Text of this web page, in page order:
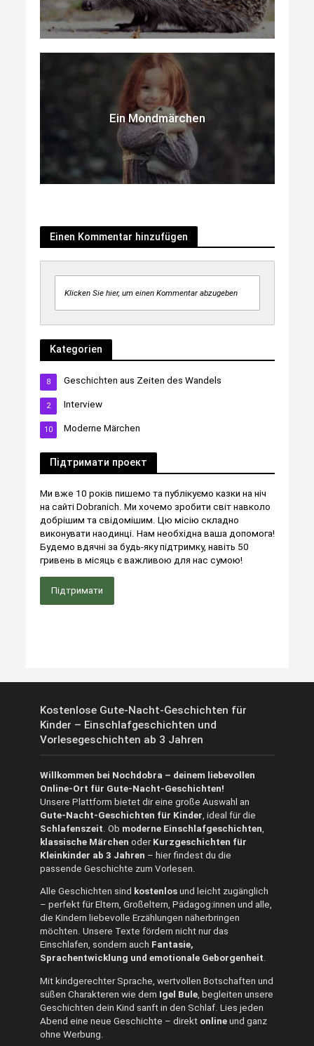
Ein Mondmärchen
Einen Kommentar hinzufügen
Klicken Sie hier, um einen Kommentar abzugeben
Kategorien
Geschichten aus Zeiten des Wandels
8
Interview
2
Moderne Märchen
10
Підтримати проект
Ми вже 10 років пишемо та публікуємо казки на ніч
на сайті Dobranich. Ми хочемо зробити світ навколо
добрішим та свідомішим. Цю місію складно
виконувати наодинці. Нам необхідна ваша допомога!
Будемо вдячні за будь-яку підтримку, навіть 50
гривень в місяць є важливою для нас сумою!
Підтримати
Kostenlose Gute-Nacht-Geschichten für
Kinder – Einschlafgeschichten und
Vorlesegeschichten ab 3 Jahren
Willkommen bei Nochdobra – deinem liebevollen
Online-Ort für Gute-Nacht-Geschichten!
Unsere Plattform bietet dir eine große Auswahl an
Gute-Nacht-Geschichten für Kinder , ideal für die
Schlafenszeit . Ob moderne Einschlafgeschichten
klassische Märchen oder Kurzgeschichten für
Kleinkinder ab 3 Jahren – hier findest du die
passende Geschichte zum Vorlesen.
Alle Geschichten sind kostenlosund leicht zugänglich
– perfekt für Eltern, Großeltern, Pädagog:innen und alle,
die Kindern liebevolle Erzählungen näherbringen
möchten. Unsere Texte fördern nicht nur das
Einschlafen, sondern auch Fantasie,
Sprachentwicklung und emotionale Geborgenheit.
Mit kindgerechter Sprache, wertvollen Botschaften und
süßen Charakteren wie dem Igel Bule, begleiten unsere
Geschichten dein Kind sanft in den Schlaf. Lies jeden
Abend eine neue Geschichte – direkt onlineund ganz
ohne Werbung.